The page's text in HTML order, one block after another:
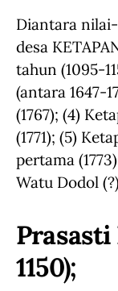
Diantara
desa
tahun (1095-
(antara 1647-
(1767); (4)
(1771); (5)
pertama
Watu Dodol
Prasasti
1150);